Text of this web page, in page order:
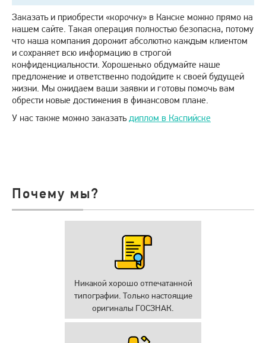
Заказать и приобрести «корочку» в Канске можно прямо на
нашем сайте. Такая операция полностью безопасна, потому
что наша компания дорожит абсолютно каждым клиентом
и сохраняет всю информацию в строгой
конфиденциальности. Хорошенько обдумайте наше
предложение и ответственно подойдите к своей будущей
жизни. Мы ожидаем ваши заявки и готовы помочь вам
обрести новые достижения в финансовом плане.
У нас также можно заказатьдиплом в Каспийске
Почему мы?
Никакой хорошо отпечатанной
типографии. Только настоящие
оригиналы ГОСЗНАК.